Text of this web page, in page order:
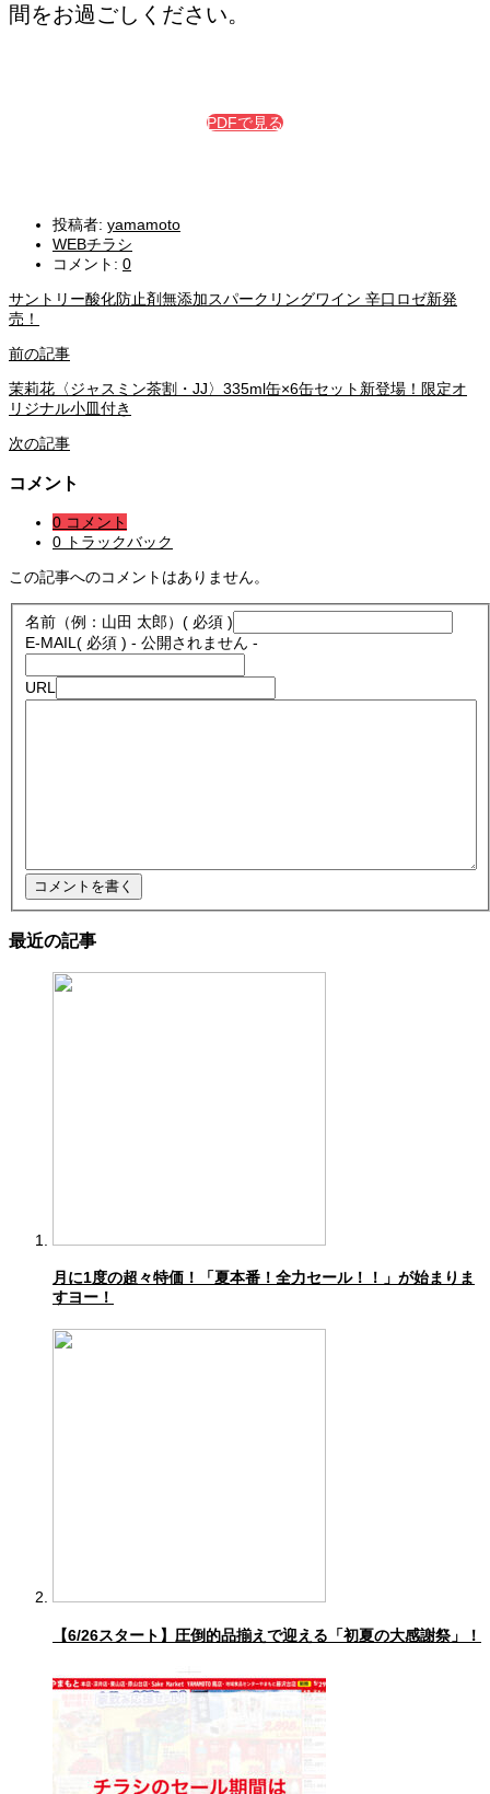
間をお過ごしください。
PDFで見る
投稿者: yamamoto
WEBチラシ
コメント: 0
サントリー酸化防止剤無添加スパークリングワイン 辛口ロゼ新発
売！
前の記事
茉莉花〈ジャスミン茶割・JJ〉335ml缶×6缶セット新登場！限定オ
リジナル小皿付き
次の記事
コメント
0 コメント
0 トラックバック
この記事へのコメントはありません。
名前（例：山田 太郎） ( 必須 )
E-MAIL( 必須 ) - 公開されません -
URL
最近の記事
月に1度の超々特価！「夏本番！全力セール！！」が始まりま
すヨー！
【6/26スタート】圧倒的品揃えで迎える「初夏の大感謝祭」！